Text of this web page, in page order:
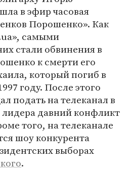
в эфир часовая
Порошенко». Как
самыми
стали обвинения в
к смерти его
который погиб в
году. После этого
подать на телеканал в
лидера давний конфликт
того, на телеканале
шоу конкурента
выборах
.